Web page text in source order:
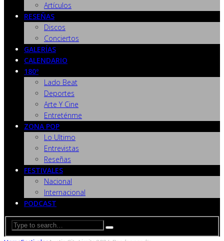
Artículos
RESEÑAS
Discos
Conciertos
GALERÍAS
CALENDARIO
180º
Lado Beat
Deportes
Arte Y Cine
Entreténme
ZONA POP
Lo Ultimo
Entrevistas
Reseñas
FESTIVALES
Nacional
Internacional
PODCAST